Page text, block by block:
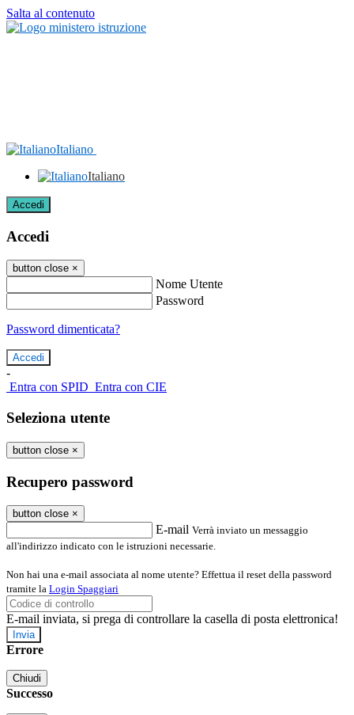
Salta al contenuto
Italiano
Italiano
Accedi
Accedi
button close ×
Nome Utente
Password
Password dimenticata?
-
Entra con SPID Entra con CIE
Seleziona utente
button close ×
Recupero password
button close ×
E-mail Verrà inviato un messaggio
all'indirizzo indicato con le istruzioni necessarie.
Non hai una e-mail associata al nome utente? Effettua il reset della password
tramite la Login Spaggiari
E-mail inviata, si prega di controllare la casella di posta elettronica!
Errore
Chiudi
Successo